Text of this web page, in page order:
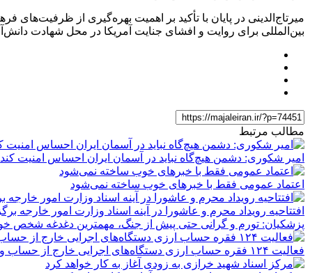
میرتاج‌الدینی در پایان با تأکید بر اهمیت بهره‌گیری از
بین‌المللی برای روایت و افشای جنایت آمریکا در محل شهادت
مطالب مرتبط
امیر شکوری: دشمن هیچ‌گاه نباید در آسمان ایران احساس امنیت کند
اعتماد عمومی فقط با خبرهای خوب ساخته نمی‌شود
افتتاحیه رویداد محرم و عاشورا در آینه اسناد وزارت امور خارجه
پزشکیان: تورم و گرانی حتی پیش از جنگ، مهمترین دغدغه شخص
فعالیت ۱۲۴ فقره حساب ارزی دستگاه‌های اجرایی خارج از حساب واحد خزانه